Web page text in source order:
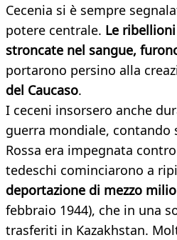
Cecenia si è sempre
potere centrale. Le
stroncate nel sangue,
portarono persino alla
del Caucaso.
I ceceni insorsero anche
guerra mondiale, contando
Rossa era impegnata
tedeschi cominciarono a
deportazione di mezzo
febbraio 1944), che in una
trasferiti in Kazakhstan.